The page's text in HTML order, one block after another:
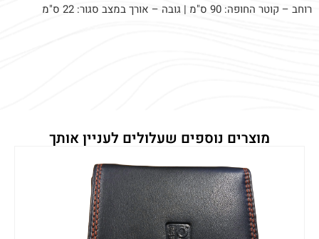
רוחב – קוטר החופה: 90 ס"מ | גובה – אורך במצב סגור: 22 ס"מ
מוצרים נוספים שעלולים לעניין אותך